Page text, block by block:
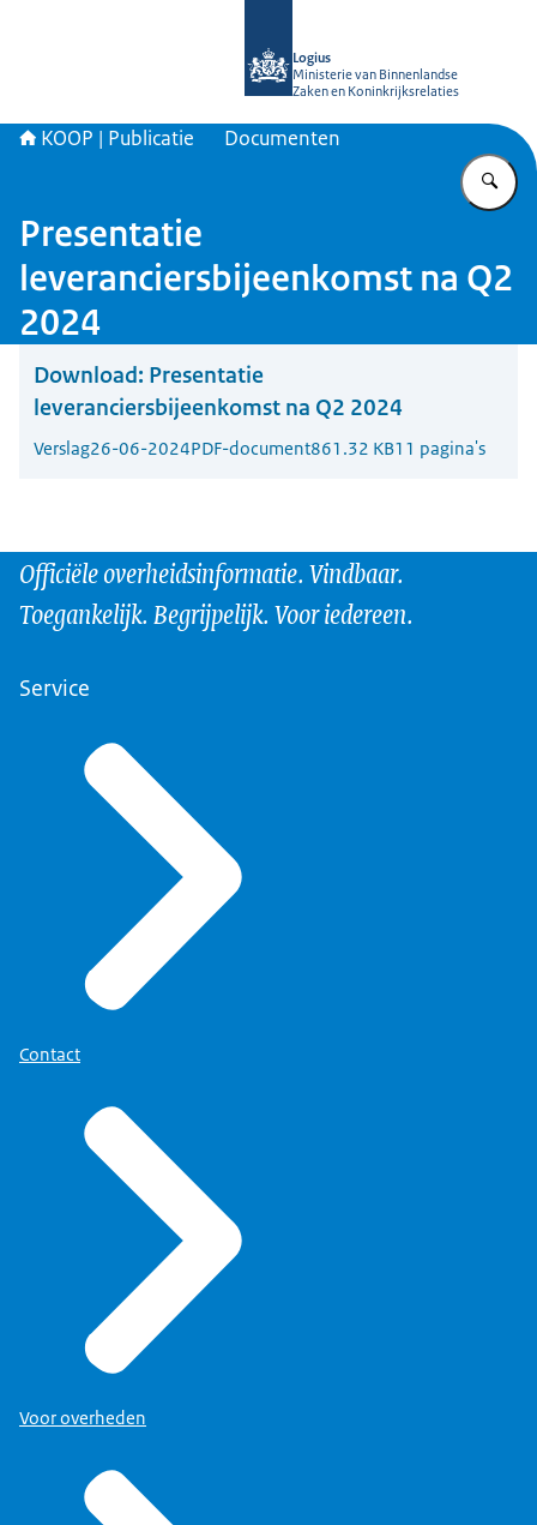
Logius
Ministerie van Binnenlandse
Zaken en Koninkrijksrelaties
KOOP | Publicatie Documenten
Presentatie
leveranciersbijeenkomst na Q2
2024
Download: Presentatie
leveranciersbijeenkomst na Q2 2024
Verslag26-06-2024PDF-document861.32 KB11 pagina's
Officiële overheidsinformatie. Vindbaar.
Toegankelijk. Begrijpelijk. Voor iedereen.
Service
Contact
Voor overheden